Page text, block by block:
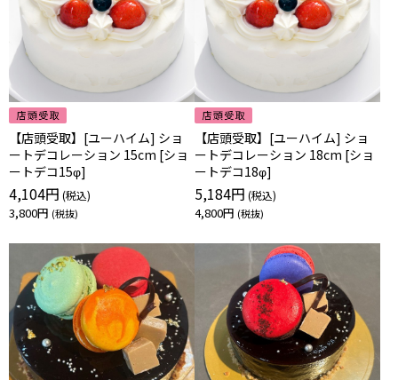
【店頭受取】[ユーハイム] ショ
ートデコレーション 15cm [ショ
ートデコ15φ]
4,104円
3,800円
【店頭受取】[ユーハイム] ショ
ートデコレーション 18cm [ショ
ートデコ18φ]
5,184円
4,800円